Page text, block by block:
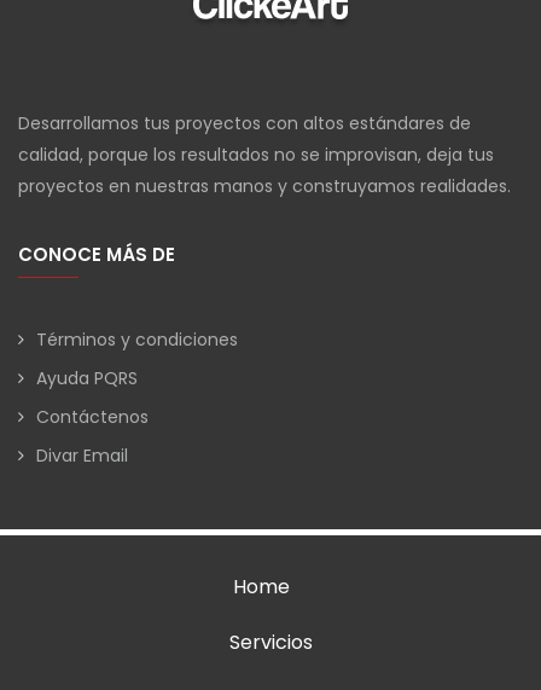
Desarrollamos tus proyectos con altos estándares de
calidad, porque los resultados no se improvisan, deja tus
proyectos en nuestras manos y construyamos realidades.
CONOCE MÁS DE
Términos y condiciones
Ayuda PQRS
Contáctenos
Divar Email
Home
Servicios